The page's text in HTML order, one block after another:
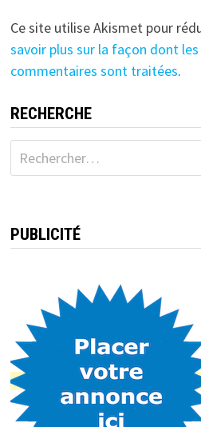
Ce site utilise Akismet pour
savoir plus sur la façon dont
commentaires sont traitées.
RECHERCHE
Rechercher :
PUBLICITÉ